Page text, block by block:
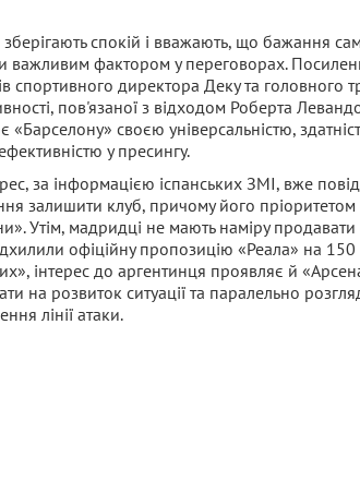
зберігають спокій і вважають, що бажання
важливим фактором у переговорах.
спортивного директора Деку та головного
пов'язаної з відходом Роберта
«Барселону» своєю універсальністю,
у пресингу.
за інформацією іспанських ЗМІ, вже
залишити клуб, причому його пріоритетом
Утім, мадридці не мають наміру
офіційну пропозицію «Реала» на 150
інтерес до аргентинця проявляє й
на розвиток ситуації та паралельно
лінії атаки.